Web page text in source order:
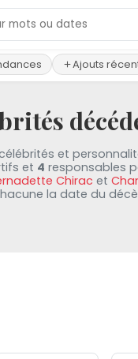
Ajouts
et
et 4 responsables
Chirac et
la date du